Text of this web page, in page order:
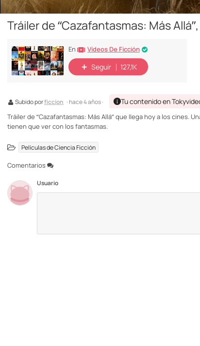
Tráiler de “Cazafantasmas: Más
En Vídeos De Ficción
Seguir 127,1K
Subido porficcion · hace 4 años · Tu contenido en
Tráiler de “Cazafantasmas: Más Allá” que llega hoy a los cines.
tienen que ver con los fantasmas.
Películas de Ciencia Ficción
Comentarios
Usuario